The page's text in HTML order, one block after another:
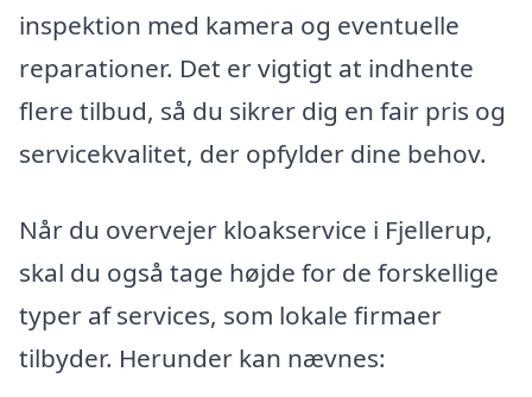
inspektion med kamera og eventuelle
reparationer. Det er vigtigt at indhente
flere tilbud, så du sikrer dig en fair pris og
servicekvalitet, der opfylder dine behov.
Når du overvejer kloakservice i Fjellerup,
skal du også tage højde for de forskellige
typer af services, som lokale firmaer
tilbyder. Herunder kan nævnes: